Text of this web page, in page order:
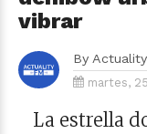
vibrar
By
martes,
La estrella